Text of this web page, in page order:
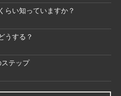
らい知っていますか？
うする？
テップ